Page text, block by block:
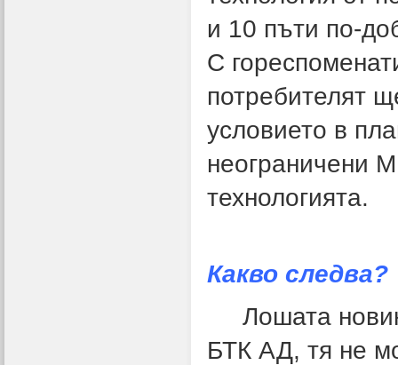
и 10 пъти по-
С
потребителят
условието в
неограничени
технологията.
Какво следва?
Лошата
БТК АД, тя не